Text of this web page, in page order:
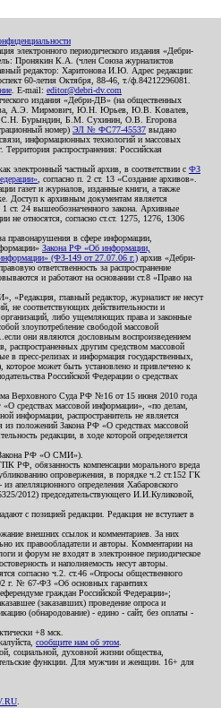
электронного периодического издания «Дебри-
Пронякин К.А. (член Союза журналистов
редактор: Харитонова И.Ю. Адрес редакции:
60-летия Октября, 88-46, т./ф.84212296081.
. E-mail: editor@debri-dv.com
издания «Дебри-ДВ» (на общественных
А.Э. Мирмович, Ю.Н. Юрьев, Ю.В. Ковалев,
Бурындин, Б.М. Сухинин, О.В. Егорова
номер) ЭЛ № ФС77-45537 выдано
информационных технологий и массовых
распространения: Российская
электронный частный архив, в соответствии с ФЗ
, согласно п. 2 ст. 13 «Создание архивов».
газет и журналов, изданные книги, а также
Доступ к архивным документам является
ст. 24 вышеобозначенного закона. Архивные
не относятся, согласно ст.ст. 1275, 1276, 1306
правонарушения в сфере информации,
Закона РФ «Об информации,
(ФЗ-149 от 27.07.06 г.) архив «Дебри-
ответственность за распространение
и работают на основании ст.8 «Право на
«Редакция, главный редактор, журналист не несут
не соответствующих действительности и
либо ущемляющих права и законные
злоупотребление свободой массовой
они являются дословным воспроизведением
распространенных другим средством массовой
в пресс-релизах и информация государственных,
которое может быть установлено и привлечено к
Российской Федерации о средствах
Верховного Суда РФ №16 от 15 июня 2010 года
средствах массовой информации», «по делам,
информации, распространитель не является
положений Закона РФ «О средствах массовой
редакции, в ходе которой определяется
Закона РФ «О СМИ»).
РФ, обязанность компенсации морального вреда
опровержения, в порядке ч.2 ст.152 ГК
апелляционного определения Хабаровского
2012) председательствующего И.И.Куликовой,
с позицией редакции. Редакция не вступает в
внешних ссылок и комментариев. За них
их правообладатели и авторы. Комментарии на
и форум не входят в электронное периодическое
и наполняемость несут авторы.
согласно ч.2. ст.46 «Опросы общественного
г. № 67-ФЗ «Об основных гарантиях
граждан Российской Федерации»;
(заказавших) проведение опроса и
(обнародование) - едино - сайт, без оплаты -
+8 мск.
сообщите нам об этом
социальной, духовной жизни общества,
функции. Для мужчин и женщин. 16+ для